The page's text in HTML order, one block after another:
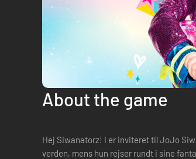
About the game
Hej Siwanatorz! I er inviteret til JoJo
verden, mens hun rejser rundt i sine